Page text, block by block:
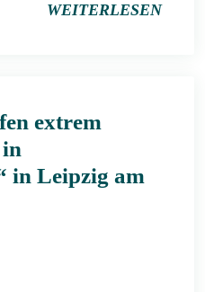
WEITERLESEN
extrem
in Leipzig am